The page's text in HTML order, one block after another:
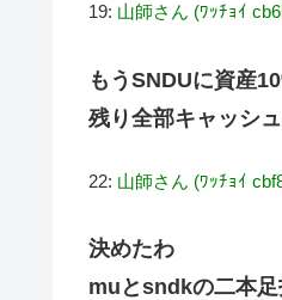
19: 山師さん (ﾜｯﾁｮｲ
もうSNDUに資産
残り全部キャッシ
22: 山師さん (ﾜｯﾁｮｲ
決めたわ
muとsndkの二本足